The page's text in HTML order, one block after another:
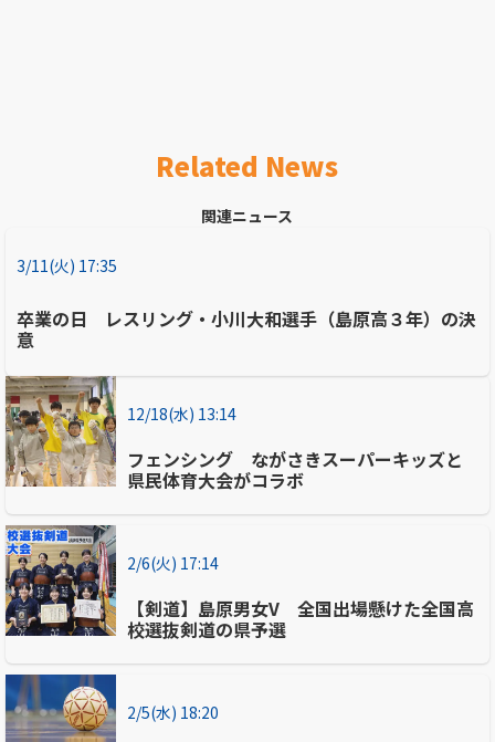
Related News
関連ニュース
3/11(火) 17:35
卒業の日 レスリング・小川大和選手（島原高３年）の決
意
12/18(水) 13:14
フェンシング ながさきスーパーキッズと
県民体育大会がコラボ
2/6(火) 17:14
【剣道】島原男女V 全国出場懸けた全国高
校選抜剣道の県予選
2/5(水) 18:20